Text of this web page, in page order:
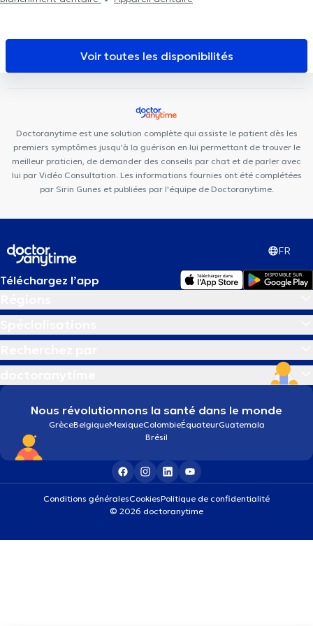
dentaire Dziubek
Centre Médical Rond Point
It
Cabinet Médical MEDIHERINCKX
Voir toutes les disponibilités
Doctoranytime est une solution complète qui assiste le patient dès les
premiers symptômes jusqu'à la guérison en lui permettant de trouver le
meilleur praticien, de demander des conseils par chat et de parler avec
lui par Vidéo Consultation. Les informations fournies ont été complétées
par Sirin Gunes et publiées par l'équipe de Doctoranytime.
FR
Téléchargez l’app
Nous révolutionnons la santé dans le monde
GrèceBelgiqueMexiqueColombieÉquateurGuatemala
Brésil
Conditions généralesCookiesPolitique de confidentialité
© 2026 doctoranytime